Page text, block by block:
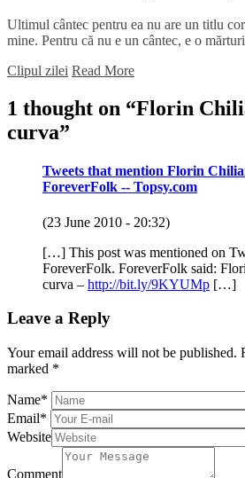
Ultimul cântec pentru ea nu are un titlu
mine. Pentru că nu e un cântec, e o
Clipul zilei Read More
1 thought on “Florin
curva”
Tweets that mention Florin
ForeverFolk -- Topsy.com
(23 June 2010 - 20:32)
[…] This post was mentioned on
ForeverFolk. ForeverFolk said:
curva – http://bit.ly/9KYUMp […]
Leave a Reply
Your email address will not be published.
marked *
Name*
Email*
Website
Comment